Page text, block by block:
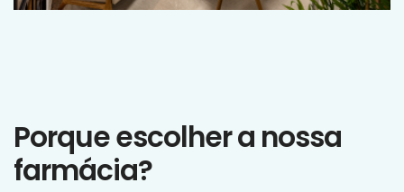
Porque escolher a nossa
farmácia?